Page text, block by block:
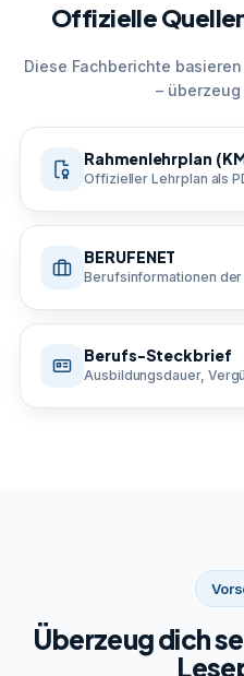
Offizielle
Diese Fachberichte
–
Rahmenlehrplan
Offizieller Lehrplan als
BERUFENET
Berufsinformationen
Berufs-Steckbrief
Ausbildungsdauer,
Überzeug dich